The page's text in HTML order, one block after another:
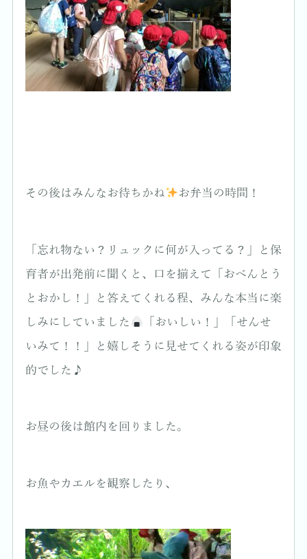
その後はみんなお待ちかね お弁当の時間！
「忘れ物ない？リュックに何が入ってる？」と保
育者が出発前に聞くと、口を揃えて「おべんとう
とおかし！」と答えてくれる程、みんな本当に楽
しみにしていました
「おいしい！」「せんせ
いみて！！」と嬉しそうに見せてくれる姿が印象
的でした♪
お昼の後は館内を回りました。
お魚やカエルを観察したり、